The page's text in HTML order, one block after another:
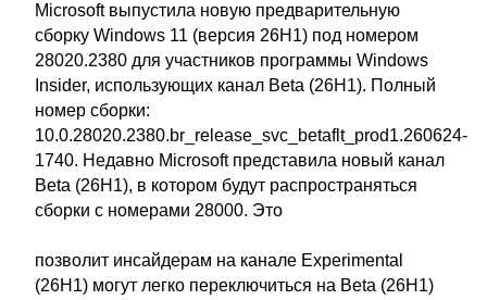
Microsoft выпустила новую предварительную
сборку Windows 11 (версия 26H1) под номером
28020.2380 для участников программы Windows
Insider, использующих канал Beta (26H1). Полный
номер сборки:
10.0.28020.2380.br_release_svc_betaflt_prod1.260624-
1740. Недавно Microsoft представила новый канал
Beta (26H1), в котором будут распространяться
сборки с номерами 28000. Это
позволит инсайдерам на канале Experimental
(26H1) могут легко переключиться на Beta (26H1)